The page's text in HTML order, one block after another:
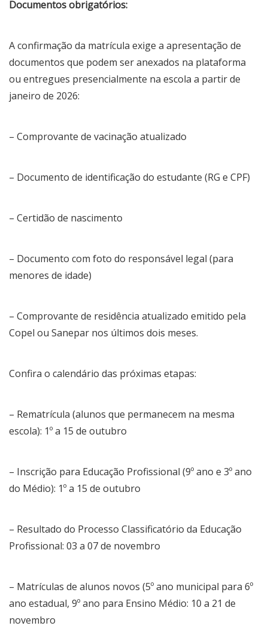
Documentos obrigatórios:
A confirmação da matrícula exige a apresentação de
documentos que podem ser anexados na plataforma
ou entregues presencialmente na escola a partir de
janeiro de 2026:
– Comprovante de vacinação atualizado
– Documento de identificação do estudante (RG e CPF)
– Certidão de nascimento
– Documento com foto do responsável legal (para
menores de idade)
– Comprovante de residência atualizado emitido pela
Copel ou Sanepar nos últimos dois meses.
Confira o calendário das próximas etapas:
– Rematrícula (alunos que permanecem na mesma
escola): 1º a 15 de outubro
– Inscrição para Educação Profissional (9º ano e 3º ano
do Médio): 1º a 15 de outubro
– Resultado do Processo Classificatório da Educação
Profissional: 03 a 07 de novembro
– Matrículas de alunos novos (5º ano municipal para 6º
ano estadual, 9º ano para Ensino Médio: 10 a 21 de
novembro